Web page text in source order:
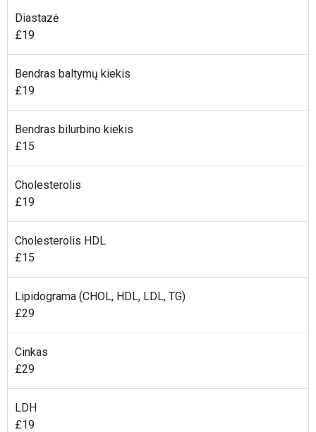
Diastazė
£19
Bendras baltymų kiekis
£19
Bendras bilurbino kiekis
£15
Cholesterolis
£19
Cholesterolis HDL
£15
Lipidograma (CHOL, HDL, LDL, TG)
£29
Cinkas
£29
LDH
£19